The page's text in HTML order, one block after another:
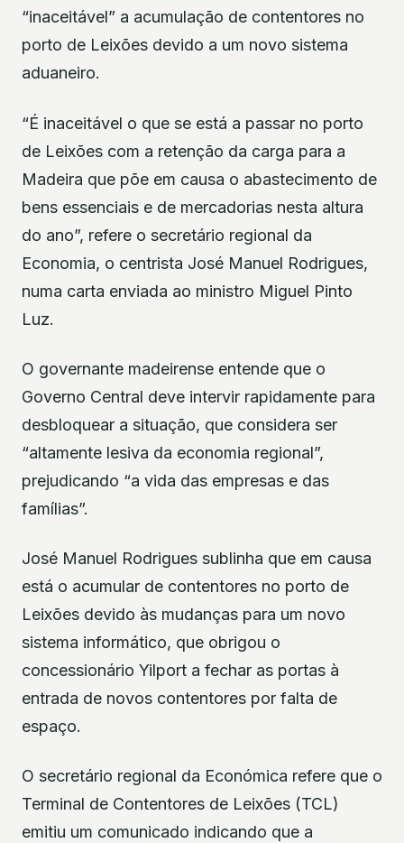
“inaceitável” a acumulação de contentores no
porto de Leixões devido a um novo sistema
aduaneiro.
“É inaceitável o que se está a passar no porto
de Leixões com a retenção da carga para a
Madeira que põe em causa o abastecimento de
bens essenciais e de mercadorias nesta altura
do ano”, refere o secretário regional da
Economia, o centrista José Manuel Rodrigues,
numa carta enviada ao ministro Miguel Pinto
Luz.
O governante madeirense entende que o
Governo Central deve intervir rapidamente para
desbloquear a situação, que considera ser
“altamente lesiva da economia regional”,
prejudicando “a vida das empresas e das
famílias”.
José Manuel Rodrigues sublinha que em causa
está o acumular de contentores no porto de
Leixões devido às mudanças para um novo
sistema informático, que obrigou o
concessionário Yilport a fechar as portas à
entrada de novos contentores por falta de
espaço.
O secretário regional da Económica refere que o
Terminal de Contentores de Leixões (TCL)
emitiu um comunicado indicando que a